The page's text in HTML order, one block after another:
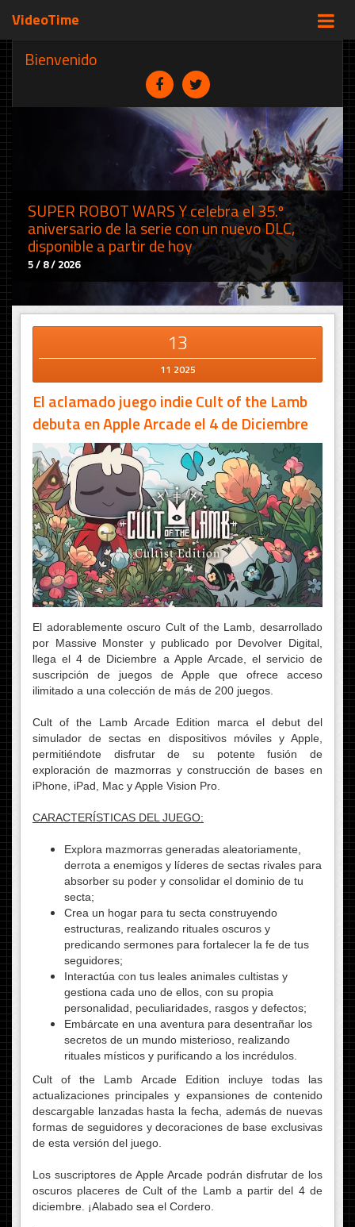
VideoTime
Bienvenido
SUPER ROBOT WARS Y celebra el 35.º
aniversario de la serie con un nuevo DLC,
disponible a partir de hoy
5 / 8 / 2026
13
11 2025
El aclamado juego indie Cult of the Lamb
debuta en Apple Arcade el 4 de Diciembre
El adorablemente oscuro Cult of the Lamb, desarrollado
por Massive Monster y publicado por Devolver Digital,
llega el 4 de Diciembre a Apple Arcade, el servicio de
suscripción de juegos de Apple que ofrece acceso
ilimitado a una colección de más de 200 juegos.
Cult of the Lamb Arcade Edition marca el debut del
simulador de sectas en dispositivos móviles y Apple,
permitiéndote disfrutar de su potente fusión de
exploración de mazmorras y construcción de bases en
iPhone, iPad, Mac y Apple Vision Pro.
CARACTERÍSTICAS DEL JUEGO:
Explora mazmorras generadas aleatoriamente,
derrota a enemigos y líderes de sectas rivales para
absorber su poder y consolidar el dominio de tu
secta;
Crea un hogar para tu secta construyendo
estructuras, realizando rituales oscuros y
predicando sermones para fortalecer la fe de tus
seguidores;
Interactúa con tus leales animales cultistas y
gestiona cada uno de ellos, con su propia
personalidad, peculiaridades, rasgos y defectos;
Embárcate en una aventura para desentrañar los
secretos de un mundo misterioso, realizando
rituales místicos y purificando a los incrédulos.
Cult of the Lamb Arcade Edition incluye todas las
actualizaciones principales y expansiones de contenido
descargable lanzadas hasta la fecha, además de nuevas
formas de seguidores y decoraciones de base exclusivas
de esta versión del juego.
Los suscriptores de Apple Arcade podrán disfrutar de los
oscuros placeres de Cult of the Lamb a partir del 4 de
diciembre. ¡Alabado sea el Cordero.